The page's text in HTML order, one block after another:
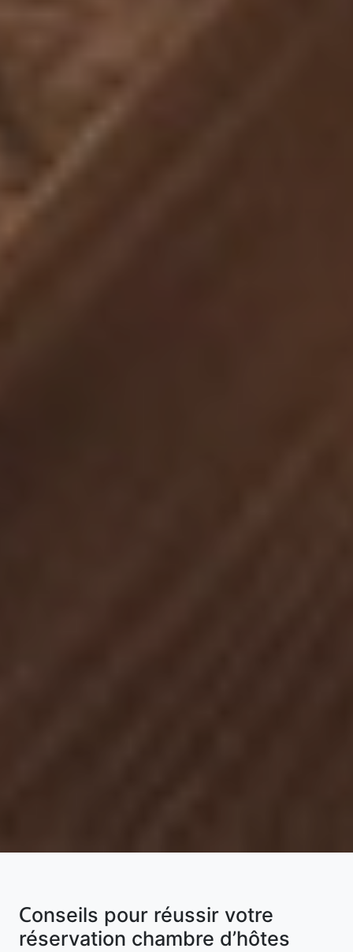
Conseils pour réussir votre
réservation chambre d’hôtes